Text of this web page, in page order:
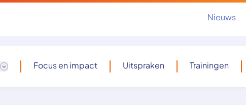
Nieuws
Focus en impact Uitspraken Trainingen